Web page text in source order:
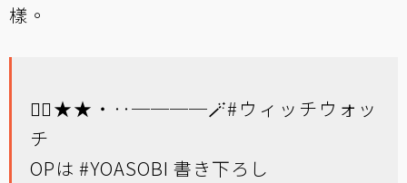
樣。
🧙‍♀️★★・‥────🪄#ウィッチウォッ
チ
OPは #YOASOBI 書き下ろし